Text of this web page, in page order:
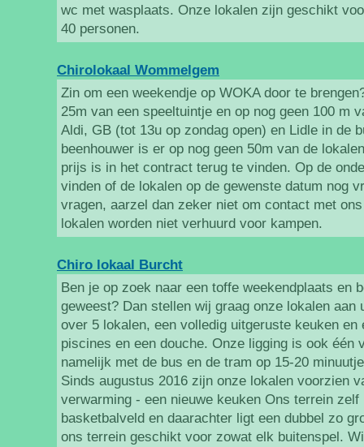
wc met wasplaats. Onze lokalen zijn geschikt
40 personen.
Chirolokaal Wommelgem
Zin om een weekendje op WOKA door te
25m van een speeltuintje en op nog geen 100 m
Aldi, GB (tot 13u op zondag open) en Lidle in de
beenhouwer is er op nog geen 50m van de
prijs is in het contract terug te vinden. Op de
vinden of de lokalen op de gewenste datum nog
vragen, aarzel dan zeker niet om contact met
lokalen worden niet verhuurd voor kampen.
Chiro lokaal Burcht
Ben je op zoek naar een toffe weekendplaats en
geweest? Dan stellen wij graag onze lokalen aan
over 5 lokalen, een volledig uitgeruste keuken
piscines en een douche. Onze ligging is ook één
namelijk met de bus en de tram op 15-20
Sinds augustus 2016 zijn onze lokalen voorzien
verwarming - een nieuwe keuken Ons terrein
basketbalveld en daarachter ligt een dubbel zo
ons terrein geschikt voor zowat elk buitenspel.